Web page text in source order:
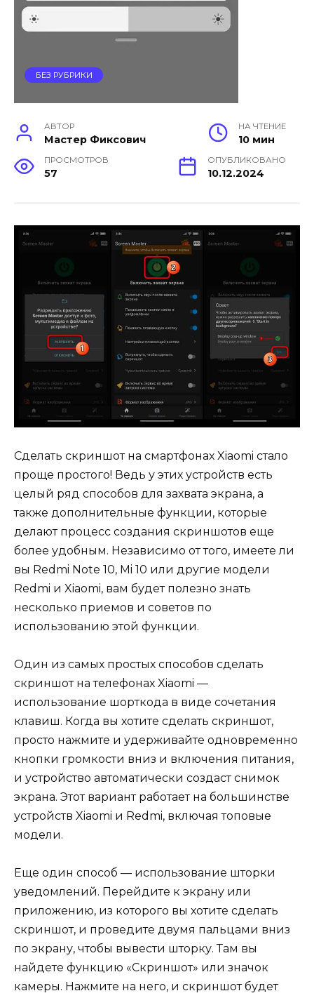
БЕЗ РУБРИКИ
АВТОР
Мастер Фиксович
НА ЧТЕНИЕ
10 мин
ПРОСМОТРОВ
57
ОПУБЛИКОВАНО
10.12.2024
Сделать скриншот на смартфонах Xiaomi стало
проще простого! Ведь у этих устройств есть
целый ряд способов для захвата экрана, а
также дополнительные функции, которые
делают процесс создания скриншотов еще
более удобным. Независимо от того, имеете ли
вы Redmi Note 10, Mi 10 или другие модели
Redmi и Xiaomi, вам будет полезно знать
несколько приемов и советов по
использованию этой функции.
Один из самых простых способов сделать
скриншот на телефонах Xiaomi —
использование шорткода в виде сочетания
клавиш. Когда вы хотите сделать скриншот,
просто нажмите и удерживайте одновременно
кнопки громкости вниз и включения питания,
и устройство автоматически создаст снимок
экрана. Этот вариант работает на большинстве
устройств Xiaomi и Redmi, включая топовые
модели.
Еще один способ — использование шторки
уведомлений. Перейдите к экрану или
приложению, из которого вы хотите сделать
скриншот, и проведите двумя пальцами вниз
по экрану, чтобы вывести шторку. Там вы
найдете функцию «Скриншот» или значок
камеры. Нажмите на него, и скриншот будет